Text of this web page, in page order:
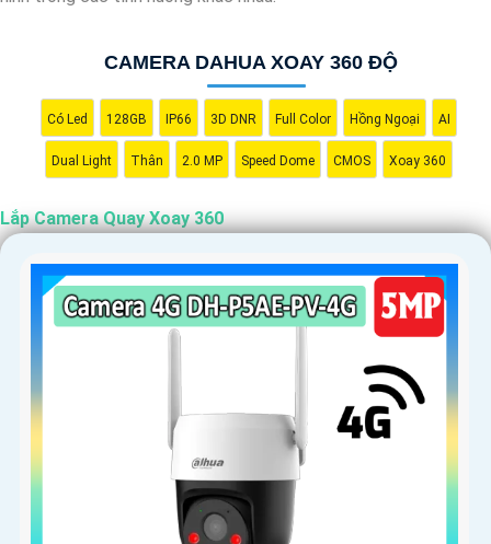
CAMERA DAHUA XOAY 360 ĐỘ
Có Led 128GB IP66 3D DNR Full Color Hồng Ngoại AI
Dual Light Thân 2.0 MP Speed Dome CMOS Xoay 360
Lắp Camera Quay Xoay 360